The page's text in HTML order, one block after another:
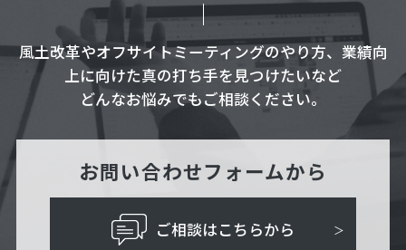
風土改革やオフサイトミーティングのやり方、業績向
上に向けた真の打ち手を見つけたいなど
どんなお悩みでもご相談ください。
お問い合わせフォームから
ご相談はこちらから